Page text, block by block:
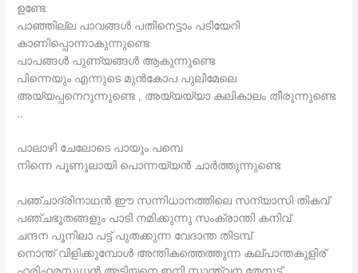
ഉണ്ടേ
പാഞ്ഞില്ല പാവങ്ങൾ പതിനെട്ടാം പടിയേറി
കാണിപ്പൊന്നാകുന്നുണ്ടെ
പാപങ്ങൾ പുണ്യങ്ങൾ ആകുന്നുണ്ടെ
പിന്നെയും എന്നുടെ മുൻകോപ പുലിമേലെ
അയ്യപ്പനെറുന്നുണ്ടെ , അയ്യയ്യാ കലികാലം തീരുന്നുണ്ടെ
..
പാലാഴി ചേലോടെ പായും പമ്പെ
നിന്നെ പൂണൂലായി പൊന്നയ്യൻ ചാർത്തുന്നുണ്ടെ
പഞ്ചാദ്രിനാഥൻ ഈ സന്നിധാനത്തിലെ സന്യാസി തികവ്
പഞ്ചഭൂതങ്ങളും പാടി നമിക്കുന്നു സംക്രാന്തി കനിവ്
ചന്ദന പൂനിലാ പട്ട് പുതക്കുന്ന വേദാന്ത തിടമ്പ്
നൊന്ത് വിളിക്കുമ്പോൾ അന്തികത്തെത്തുന്ന കല്പാന്തകുളിര്‌